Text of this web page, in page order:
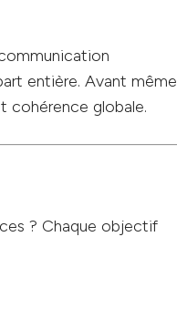
entière. Avant même
cohérence globale.
? Chaque objectif